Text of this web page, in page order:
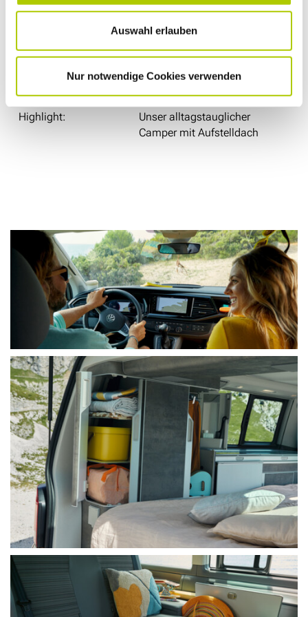
Auswahl erlauben
Nur notwendige Cookies verwenden
Führerscheinklasse
✔
Fahrzeugart: Sonder-Kfz. Wohnmobil
Highlight:
Unser alltagstauglicher
Camper mit Aufstelldach